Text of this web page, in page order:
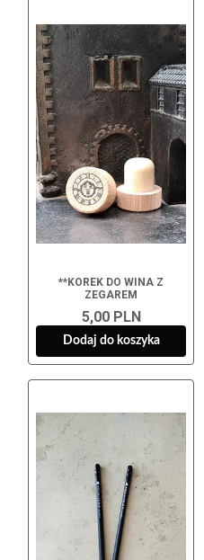
**KOREK DO WINA Z
ZEGAREM
5,00 PLN
Dodaj do koszyka